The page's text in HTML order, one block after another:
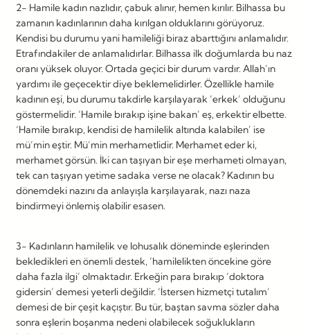
2- Hamile kadın nazlıdır, çabuk alınır, hemen kırılır. Bilhassa bu
zamanın kadınlarının daha kırılgan olduklarını görüyoruz.
Kendisi bu durumu yani hamileliği biraz abarttığını anlamalıdır.
Etrafındakiler de anlamalıdırlar. Bilhassa ilk doğumlarda bu naz
oranı yüksek oluyor. Ortada geçici bir durum vardır. Allah’ın
yardımı ile geçecektir diye beklemelidirler. Özellikle hamile
kadının eşi, bu durumu takdirle karşılayarak ‘erkek’ olduğunu
göstermelidir. ‘Hamile bırakıp işine bakan’ eş, erkektir elbette.
‘Hamile bırakıp, kendisi de hamilelik altında kalabilen’ ise
mü’min eştir. Mü’min merhametlidir. Merhamet eder ki,
merhamet görsün. İki can taşıyan bir eşe merhameti olmayan,
tek can taşıyan yetime sadaka verse ne olacak? Kadının bu
dönemdeki nazını da anlayışla karşılayarak, nazı naza
bindirmeyi önlemiş olabilir esasen.
3- Kadınların hamilelik ve lohusalık döneminde eşlerinden
bekledikleri en önemli destek, ‘hamilelikten öncekine göre
daha fazla ilgi’ olmaktadır. Erkeğin para bırakıp ‘doktora
gidersin’ demesi yeterli değildir. ‘İstersen hizmetçi tutalım’
demesi de bir çeşit kaçıştır. Bu tür, baştan savma sözler daha
sonra eşlerin boşanma nedeni olabilecek soğuklukların